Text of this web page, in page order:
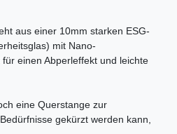
aus einer 10mm starken ESG-
mit Nano-
einen Abperleffekt und leichte
eine Querstange zur
gekürzt werden kann,